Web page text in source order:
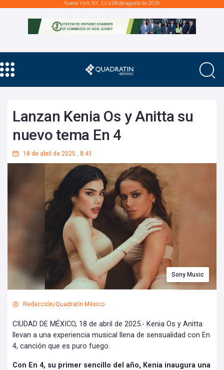
Nueva York, NY., EU a 08 de agosto de 2026
Lanzan Kenia Os y Anitta su
nuevo tema En 4
18 de abril de 2025 , 8:41
Sony Music
Redacción/Quadratín México
CIUDAD DE MÉXICO, 18 de abril de 2025.- Kenia Os y Anitta
llevan a una experiencia musical llena de sensualidad con En
4, canción que es puro fuego.
Con En 4, su primer sencillo del año, Kenia inaugura una